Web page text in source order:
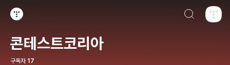
콘테스트코리아
구독자 17